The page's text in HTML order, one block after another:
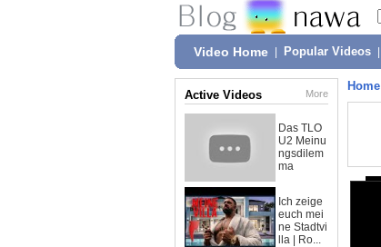
Video Home Popular Videos
Active Videos More
Das TLO
U2 Meinu
ngsdilem
ma
Ich zeige
euch mei
ne Stadtvi
lla | Ro...
Home